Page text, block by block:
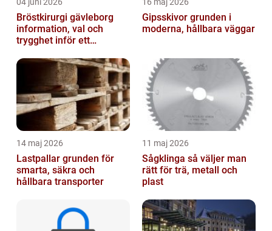
Bröstkirurgi gävleborg
information, val och
trygghet inför ett
Gipsskivor grunden i
moderna, hållbara väggar
14 maj 2026
Lastpallar grunden för
smarta, säkra och
hållbara transporter
11 maj 2026
Sågklinga så väljer man
rätt för trä, metall och
plast